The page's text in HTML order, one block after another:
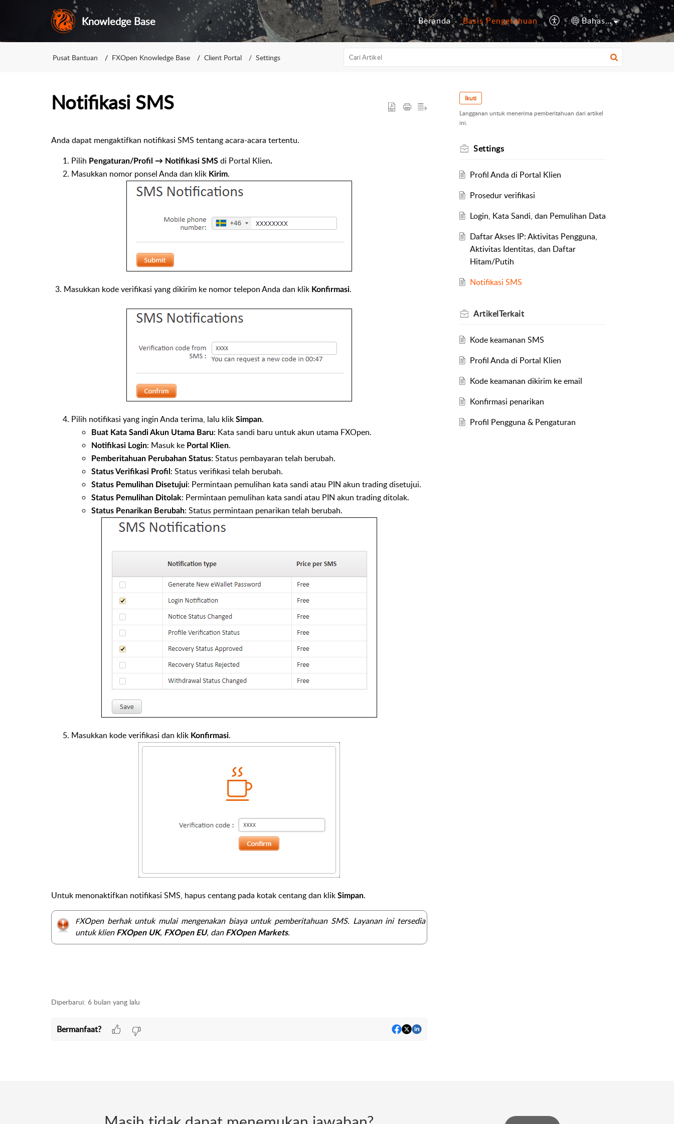
Knowledge Base Beranda Basis Pengetahuan Bahasa Indonesia
Pusat Bantuan FXOpen Knowledge Base Client Portal Settings
Notifikasi SMS
Anda dapat mengaktifkan notifikasi SMS tentang acara-acara tertentu.
Pilih Pengaturan/Profil → Notifikasi SMS di Portal Klien.
Masukkan nomor ponsel Anda dan klik Kirim.
3. Masukkan kode verifikasi yang dikirim ke nomor telepon Anda dan klik Konfirmasi.
Pilih notifikasi yang ingin Anda terima, lalu klik Simpan.
Buat Kata Sandi Akun Utama Baru: Kata sandi baru untuk akun utama FXOpen.
Notifikasi Login: Masuk ke Portal Klien.
Pemberitahuan Perubahan Status: Status pembayaran telah berubah.
Status Verifikasi Profil : Status verifikasi telah berubah.
Status Pemulihan Disetujui: Permintaan pemulihan kata sandi atau PIN akun trading disetujui.
Status Pemulihan Ditolak: Permintaan pemulihan kata sandi atau PIN akun trading ditolak.
Status Penarikan Berubah: Status permintaan penarikan telah berubah.
Masukkan kode verifikasi dan klik Konfirmasi.
Untuk menonaktifkan notifikasi SMS, hapus centang pada kotak centang dan klik Simpan.
FXOpen berhak untuk mulai mengenakan biaya untuk pemberitahuan SMS. Layanan ini tersedia
untuk klien FXOpen UK, FXOpen EU, dan FXOpen Markets.
Diperbarui: 6 bulan yang lalu
Bermanfaat?
Ikuti
Langganan untuk menerima pemberitahuan dari artikel
ini.
Settings
Profil Anda di Portal Klien
Prosedur verifikasi
Login, Kata Sandi, dan Pemulihan Data
Daftar Akses IP: Aktivitas Pengguna,
Aktivitas Identitas, dan Daftar
Hitam/Putih
Notifikasi SMS
ArtikelTerkait
Kode keamanan SMS
Profil Anda di Portal Klien
Kode keamanan dikirim ke email
Konfirmasi penarikan
Profil Pengguna & Pengaturan